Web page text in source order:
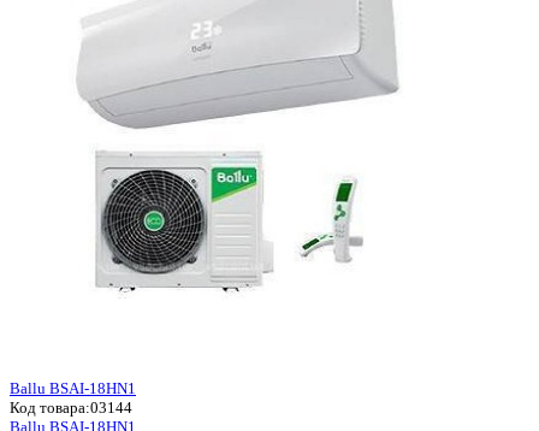
Ballu BSAI-18HN1
Код товара:03144
Ballu BSAI-18HN1